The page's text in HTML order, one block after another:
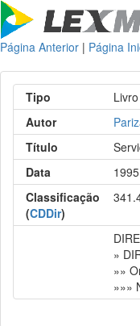
Página Anterior | Página
Tipo
Livro
Autor
Título
Data
1995
Classificação
(CDDir)
»
»»
»»»